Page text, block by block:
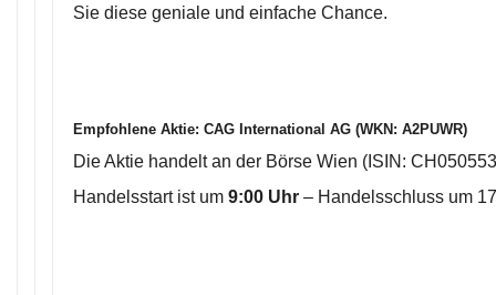
Sie diese geniale und einfache Chance.
Empfohlene Aktie: CAG International AG (WKN: A2PUWR)
Die Aktie handelt an der Börse Wien (ISIN:
Handelsstart ist um 9:00 Uhr – Handelsschluss um